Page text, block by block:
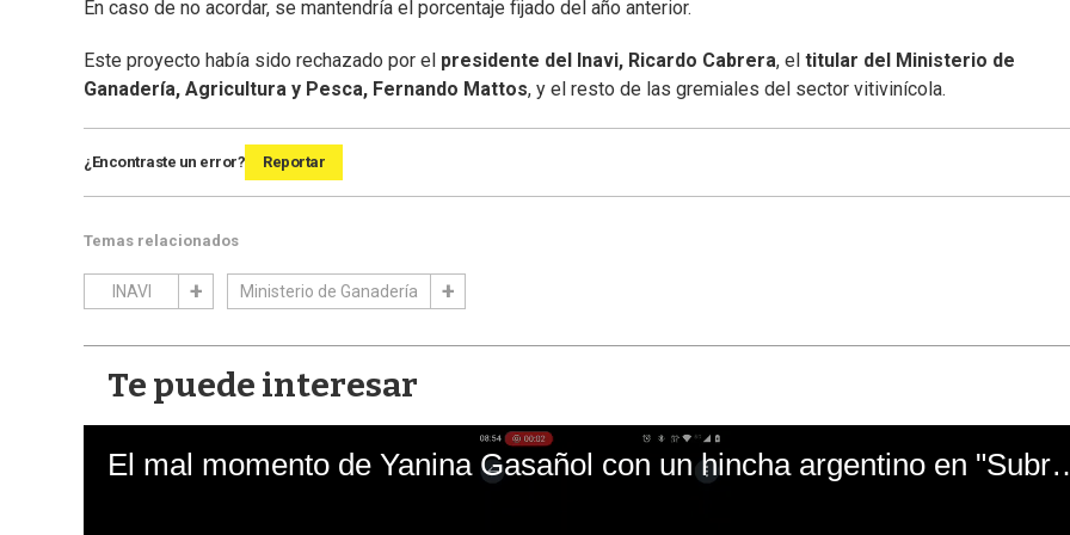
En caso de no acordar, se mantendría el porcentaje fijado del año anterior.
Este proyecto había sido rechazado por el presidente del Inavi, Ricardo Cabrera, el titular del Ministerio de
Ganadería, Agricultura y Pesca, Fernando Mattos, y el resto de las gremiales del sector vitivinícola.
¿Encontraste un error? Reportar
Temas relacionados
INAVI Ministerio de Ganadería
Te puede interesar
El mal momento de Yanina